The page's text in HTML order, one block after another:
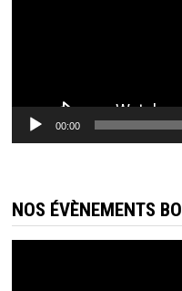
00:00
NOS ÉVÈNEMENTS